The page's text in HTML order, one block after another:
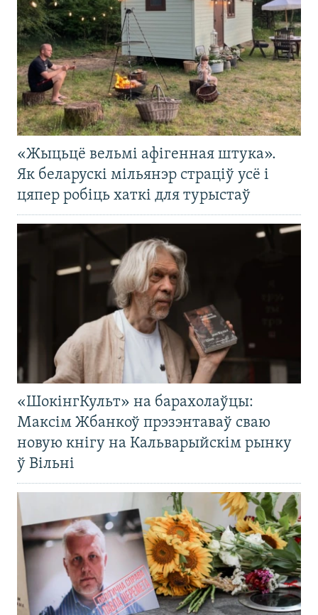
«Жыцьцё вельмі афігенная штука».
Як беларускі мільянэр страціў усё і
цяпер робіць хаткі для турыстаў
«ШокінгКульт» на барахолаўцы:
Максім Жбанкоў прэзэнтаваў сваю
новую кнігу на Кальварыйскім рынку
ў Вільні